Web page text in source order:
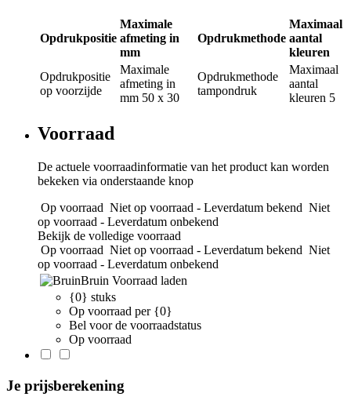
Opdrukpositie
Maximale
afmeting in
mm
Opdrukmethode
Maximaal
aantal
kleuren
Opdrukpositie
op voorzijde
Maximale
afmeting in
mm 50 x 30
Opdrukmethode
tampondruk
Maximaal
aantal
kleuren 5
Voorraad
De actuele voorraadinformatie van het product kan worden
bekeken via onderstaande knop
Op voorraad Niet op voorraad - Leverdatum bekend Niet
op voorraad - Leverdatum onbekend
Bekijk de volledige voorraad
Op voorraad Niet op voorraad - Leverdatum bekend Niet
op voorraad - Leverdatum onbekend
Bruin Voorraad laden
{0} stuks
Op voorraad per {0}
Bel voor de voorraadstatus
Op voorraad
Je prijsberekening